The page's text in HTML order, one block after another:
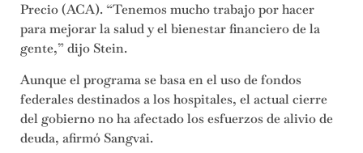
Precio (ACA). “Tenemos mucho trabajo por hacer
para mejorar la salud y el bienestar financiero de la
gente,” dijo Stein.
Aunque el programa se basa en el uso de fondos
federales destinados a los hospitales, el actual cierre
del gobierno no ha afectado los esfuerzos de alivio de
deuda, afirmó Sangvai.